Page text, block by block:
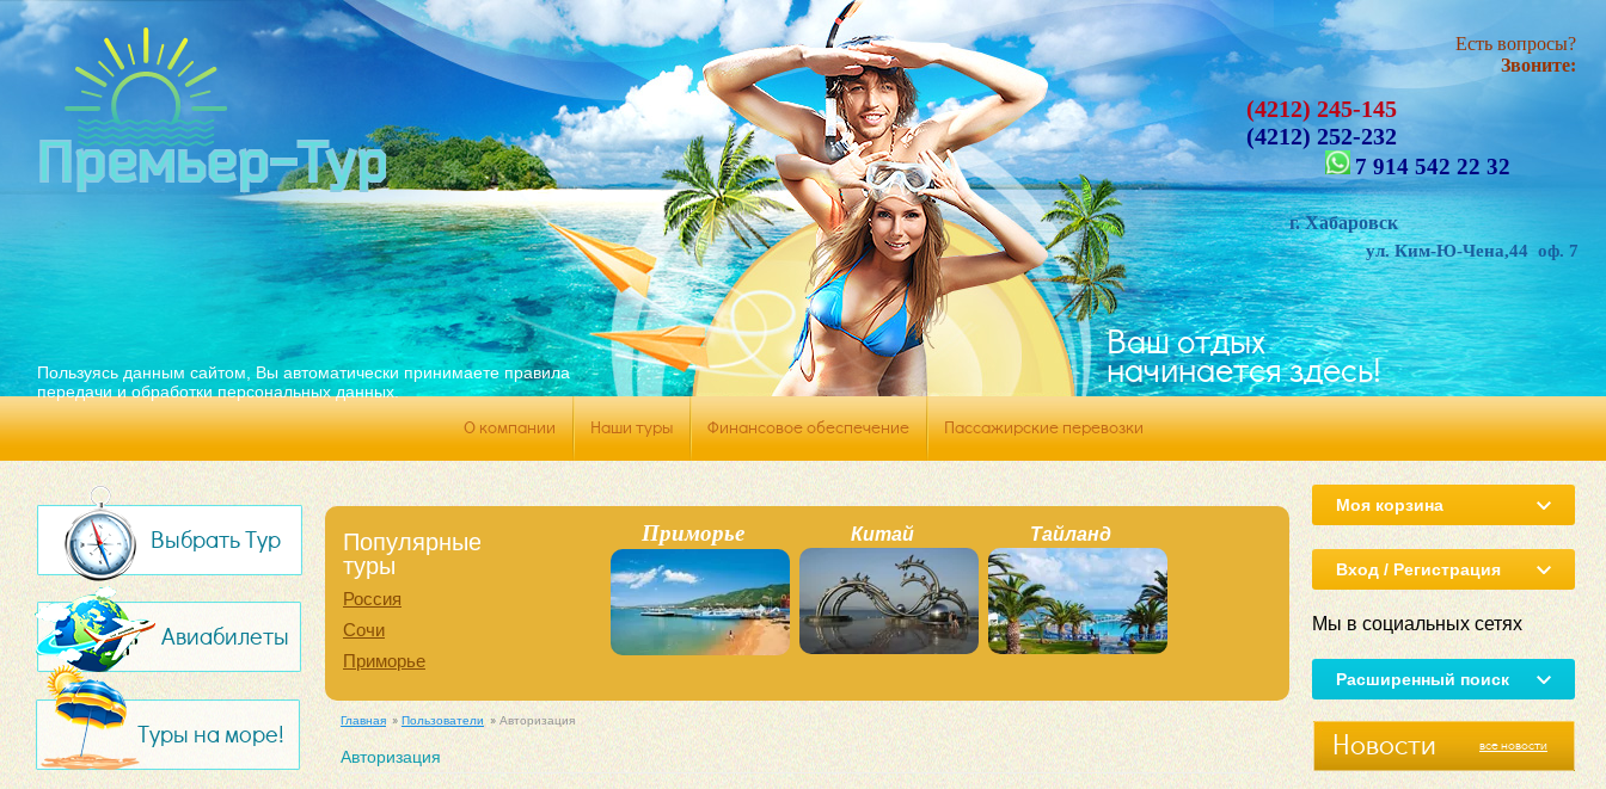
Пользуясь данным сайтом, Вы автоматически принимаете правила
передачи и обработки персональных данных.
Ваш отдых
начинается здесь!
Есть вопросы?
Звоните:
(4212) 245-145
(4212) 252-232
7 914 542 22 32
г. Хабаровск
ул. Ким-Ю-Чена,44 оф. 7
О компании Наши туры Финансовое обеспечение Пассажирские перевозки
Популярные
туры
Россия
Сочи
Приморье
Приморье Китай Тайланд
Главная Пользователи Авторизация
Авторизация
Выбрать Тур
Авиабилеты
Туры на море!
Моя корзина
Вход / Регистрация
Мы в социальных сетях
Расширенный поиск
Новости все новости